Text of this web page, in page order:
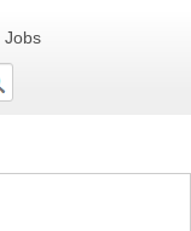
Jobs